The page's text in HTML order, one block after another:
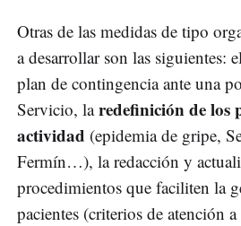
Otras de las medidas de tipo
a desarrollar son las siguientes:
plan de contingencia ante una
Servicio, laredefinición de los
actividad (epidemia de gripe,
Fermín…), la redacción y
procedimientos que faciliten la
pacientes (criterios de atención